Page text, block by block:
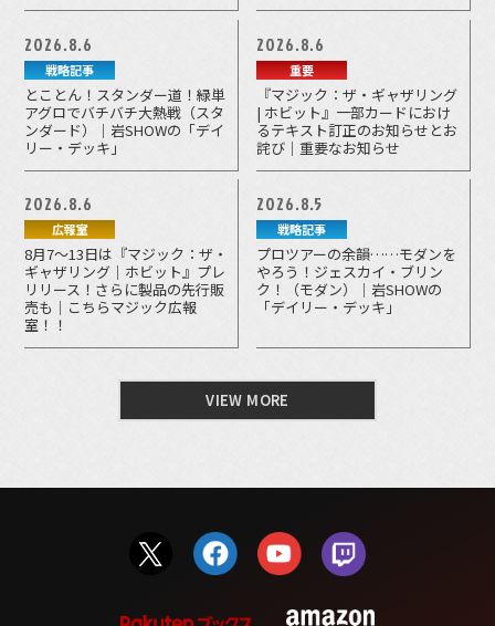
2026.8.6
戦略記事
とことん！スタンダー道！緑単
アグロでバチバチ大熱戦（スタ
ンダード）｜岩SHOWの「デイ
リー・デッキ」
2026.8.6
重要
『マジック：ザ・ギャザリング
| ホビット』一部カードにおけ
るテキスト訂正のお知らせとお
詫び｜重要なお知らせ
2026.8.6
広報室
8月7～13日は『マジック：ザ・
ギャザリング｜ホビット』プレ
リリース！さらに製品の先行販
売も｜こちらマジック広報
室！！
2026.8.5
戦略記事
プロツアーの余韻……モダンを
やろう！ジェスカイ・ブリン
ク！（モダン）｜岩SHOWの
「デイリー・デッキ」
VIEW MORE